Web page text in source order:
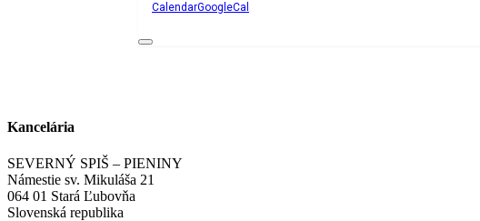
CalendarGoogleCal
Kancelária
SEVERNÝ SPIŠ – PIENINY
Námestie sv. Mikuláša 21
064 01 Stará Ľubovňa
Slovenská republika